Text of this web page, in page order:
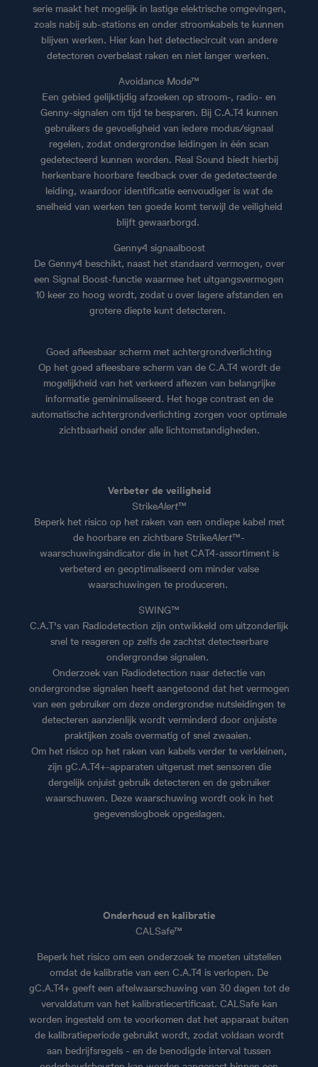
serie maakt het mogelijk in lastige elektrische omgevingen,
zoals nabij sub-stations en onder stroomkabels te kunnen
blijven werken. Hier kan het detectiecircuit van andere
detectoren overbelast raken en niet langer werken.
Avoidance Mode™
Een gebied gelijktijdig afzoeken op stroom-, radio- en
Genny-signalen om tijd te besparen. Bij C.A.T4 kunnen
gebruikers de gevoeligheid van iedere modus/signaal
regelen, zodat ondergrondse leidingen in één scan
gedetecteerd kunnen worden. Real Sound biedt hierbij
herkenbare hoorbare feedback over de gedetecteerde
leiding, waardoor identificatie eenvoudiger is wat de
snelheid van werken ten goede komt terwijl de veiligheid
blijft gewaarborgd.
Genny4 signaalboost
De Genny4 beschikt, naast het standaard vermogen, over
een Signal Boost-functie waarmee het uitgangsvermogen
10 keer zo hoog wordt, zodat u over lagere afstanden en
grotere diepte kunt detecteren.
Goed afleesbaar scherm met achtergrondverlichting
Op het goed afleesbare scherm van de C.A.T4 wordt de
mogelijkheid van het verkeerd aflezen van belangrijke
informatie geminimaliseerd. Het hoge contrast en de
automatische achtergrondverlichting zorgen voor optimale
zichtbaarheid onder alle lichtomstandigheden.
Verbeter de veiligheid
StrikeAlert™
Beperk het risico op het raken van een ondiepe kabel met
de hoorbare en zichtbare StrikeAlert™-
waarschuwingsindicator die in het CAT4-assortiment is
verbeterd en geoptimaliseerd om minder valse
waarschuwingen te produceren.
SWING™
C.A.T's van Radiodetection zijn ontwikkeld om uitzonderlijk
snel te reageren op zelfs de zachtst detecteerbare
ondergrondse signalen.
Onderzoek van Radiodetection naar detectie van
ondergrondse signalen heeft aangetoond dat het vermogen
van een gebruiker om deze ondergrondse nutsleidingen te
detecteren aanzienlijk wordt verminderd door onjuiste
praktijken zoals overmatig of snel zwaaien.
Om het risico op het raken van kabels verder te verkleinen,
zijn gC.A.T4+-apparaten uitgerust met sensoren die
dergelijk onjuist gebruik detecteren en de gebruiker
waarschuwen. Deze waarschuwing wordt ook in het
gegevenslogboek opgeslagen.
Onderhoud en kalibratie
CALSafe™
Beperk het risico om een onderzoek te moeten uitstellen
omdat de kalibratie van een C.A.T4 is verlopen. De
gC.A.T4+ geeft een aftelwaarschuwing van 30 dagen tot de
vervaldatum van het kalibratiecertificaat. CALSafe kan
worden ingesteld om te voorkomen dat het apparaat buiten
de kalibratieperiode gebruikt wordt, zodat voldaan wordt
aan bedrijfsregels - en de benodigde interval tussen